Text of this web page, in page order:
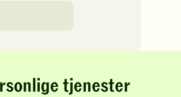
tjenester